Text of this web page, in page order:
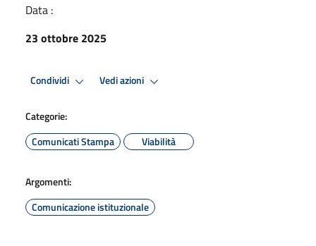
Data :
23 ottobre 2025
Condividi Vedi azioni
Categorie:
Comunicati Stampa
Viabilità
Argomenti:
Comunicazione istituzionale